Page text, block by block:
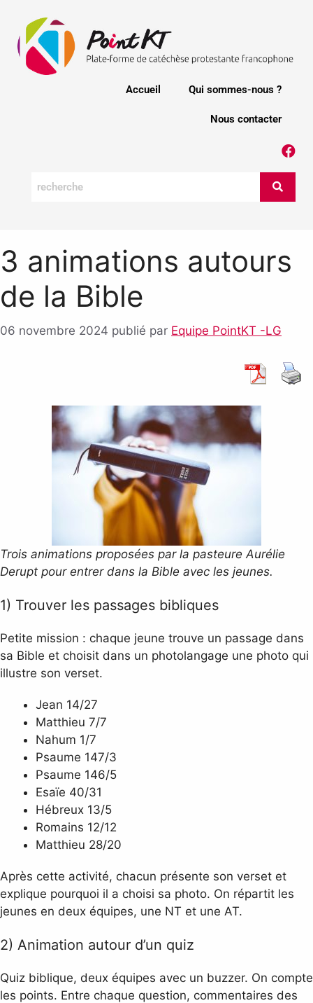
Accueil Qui sommes-nous ?
Nous contacter
3 animations autours
de la Bible
06 novembre 2024 publié par Equipe PointKT -LG
Trois animations proposées par la pasteure Aurélie
Derupt pour entrer dans la Bible avec les jeunes.
1) Trouver les passages bibliques
Petite mission : chaque jeune trouve un passage dans
sa Bible et choisit dans un photolangage une photo qui
illustre son verset.
Jean 14/27
Matthieu 7/7
Nahum 1/7
Psaume 147/3
Psaume 146/5
Esaïe 40/31
Hébreux 13/5
Romains 12/12
Matthieu 28/20
Après cette activité, chacun présente son verset et
explique pourquoi il a choisi sa photo. On répartit les
jeunes en deux équipes, une NT et une AT.
2) Animation autour d’un quiz
Quiz biblique, deux équipes avec un buzzer. On compte
les points. Entre chaque question, commentaires des